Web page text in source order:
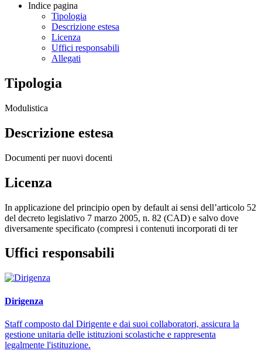
Indice pagina
Tipologia
Descrizione estesa
Licenza
Uffici responsabili
Allegati
Tipologia
Modulistica
Descrizione estesa
Documenti per nuovi docenti
Licenza
In applicazione del principio open by default ai sensi dell’articolo 52
del decreto legislativo 7 marzo 2005, n. 82 (CAD) e salvo dove
diversamente specificato (compresi i contenuti incorporati di ter
Uffici responsabili
Dirigenza
Staff composto dal Dirigente e dai suoi collaboratori, assicura la
gestione unitaria delle istituzioni scolastiche e rappresenta
legalmente l'istituzione.